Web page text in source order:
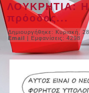
ΛΟΥΚΡΗΤΙΑ: Η
πρόοδος...
Δημιουργήθηκε: Κυριακή,
Email | Εμφανίσεις: 4298